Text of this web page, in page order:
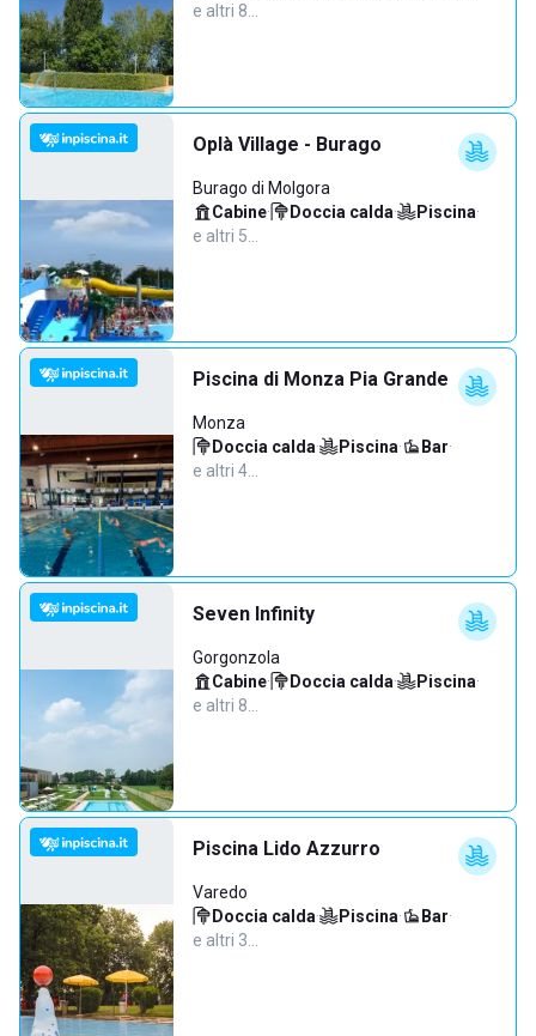
e altri 8…
Oplà Village - Burago
Burago di Molgora
Cabine· Doccia calda· Piscina·
e altri 5…
Piscina di Monza Pia Grande
Monza
Doccia calda· Piscina· Bar·
e altri 4…
Seven Infinity
Gorgonzola
Cabine· Doccia calda· Piscina·
e altri 8…
Piscina Lido Azzurro
Varedo
Doccia calda· Piscina· Bar·
e altri 3…